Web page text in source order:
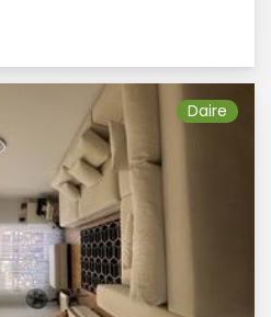
Daire